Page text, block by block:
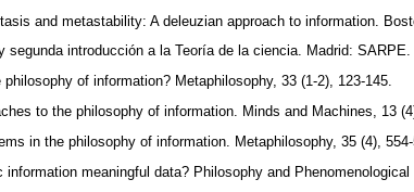
and metastability: A deleuzian approach to information.
segunda introducción a la Teoría de la ciencia. Madrid: SARPE.
of information? Metaphilosophy, 33 (1-2), 123-145.
to the philosophy of information. Minds and Machines, 13
in the philosophy of information. Metaphilosophy, 35 (4), 554-
meaningful data? Philosophy and Phenomenological